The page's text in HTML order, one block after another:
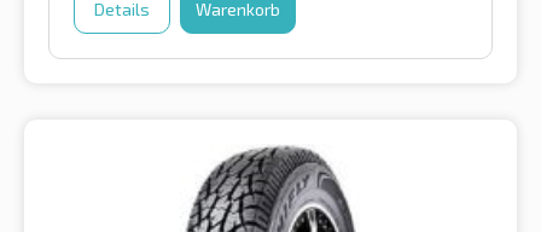
Details Warenkorb